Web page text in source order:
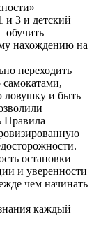
3 и детский
обучить
нахождению на
переходить
самокатами,
ловушку и быть
Правила
остановки
и уверенности
чем начинать
каждый